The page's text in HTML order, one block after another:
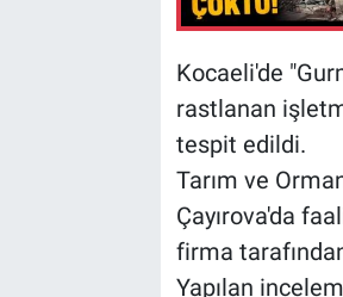
Kocaeli'de
rastlanan
tespit edildi.
Tarım ve
Çayırova'da
firma
Yapılan